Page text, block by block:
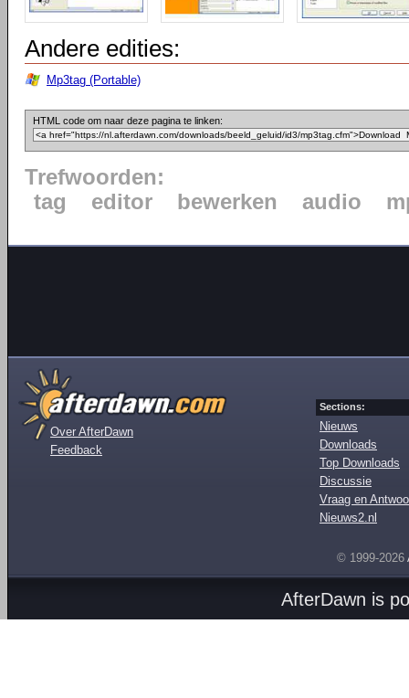
Andere edities:
Mp3tag (Portable)
HTML code om naar deze pagina te linken:
Trefwoorden:
tag
editor bewerken audio
Over AfterDawn
Feedback
Sections:
Nieuws
Downloads
Top Downloads
Discussie
Vraag en
Nieuws2.nl
© 1999-2026
AfterDawn is